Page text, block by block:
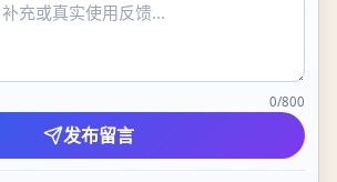
0/800
发布留言